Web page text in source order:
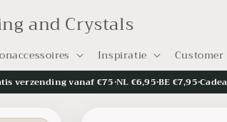
and Crystals
Inspiratie
verzending vanaf €75•NL €6,95•BE €7,95•